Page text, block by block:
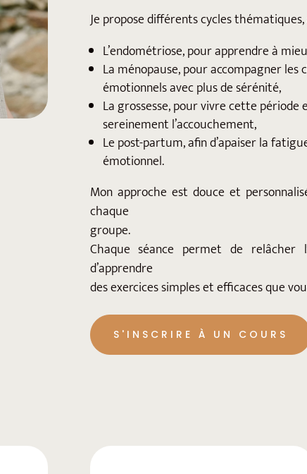
Je propose différents cycles
L’endométriose, pour apprendre à
La ménopause, pour accompagner
émotionnels avec plus de sérénité,
La grossesse, pour vivre cette
sereinement l’accouchement,
Le post-partum, afin d’apaiser la
émotionnel.
Mon approche est douce et
chaque
groupe.
Chaque séance permet de relâcher
d’apprendre
des exercices simples et efficaces que
S'INSCRIRE À UN COURS